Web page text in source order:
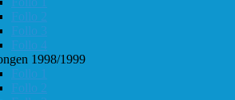
Follo 2
Follo 3
Follo 4
1998/1999
Follo 1
Follo 2